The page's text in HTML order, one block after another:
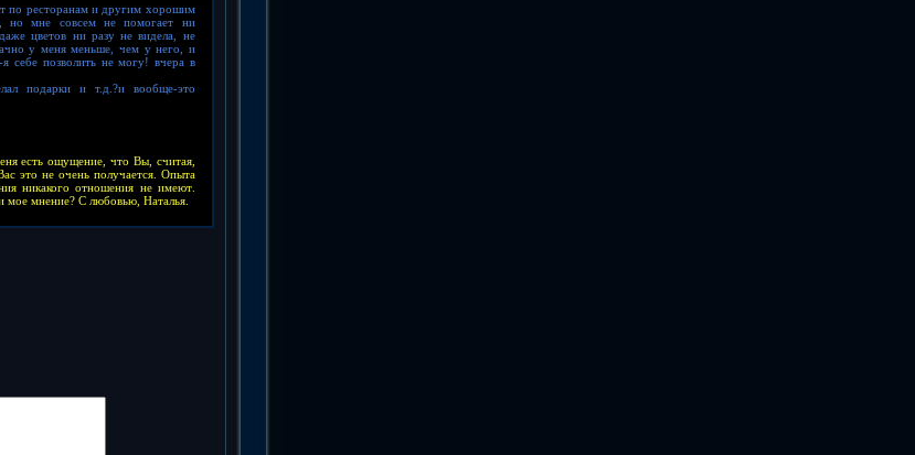
по ресторанам и другим хорошим
но мне совсем не помогает ни
цветов ни разу не видела, не
у меня меньше, чем у него, и
себе позволить не могу! вчера в
подарки и т.д.?и вообще-это
есть ощущение, что Вы, считая,
это не очень получается. Опыта
никакого отношения не имеют.
мое мнение? С любовью, Наталья.